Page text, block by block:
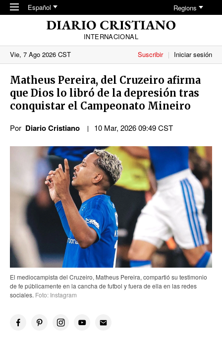
Skip to main content
Español Regions
INTERNACIONAL
Vie, 7 Ago 2026 CST
Suscribir Iniciar sesión
Matheus Pereira, del Cruzeiro afirma
que Dios lo libró de la depresión tras
conquistar el Campeonato Mineiro
Por Diario Cristiano 10 Mar, 2026 09:49 CST
El mediocampista del Cruzeiro, Matheus Pereira, compartió su testimonio
de fe públicamente en la cancha de futbol y fuera de ella en las redes
sociales. Foto: Instagram